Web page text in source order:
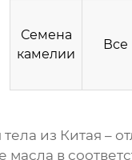
Семена
камелии
Все
из Китая –
в